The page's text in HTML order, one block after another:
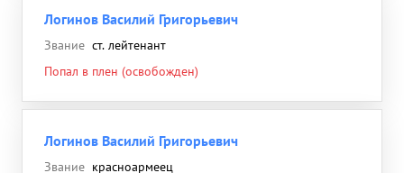
Логинов Василий Григорьевич
Звание ст. лейтенант
Попал в плен (освобожден)
Логинов Василий Григорьевич
Звание красноармеец